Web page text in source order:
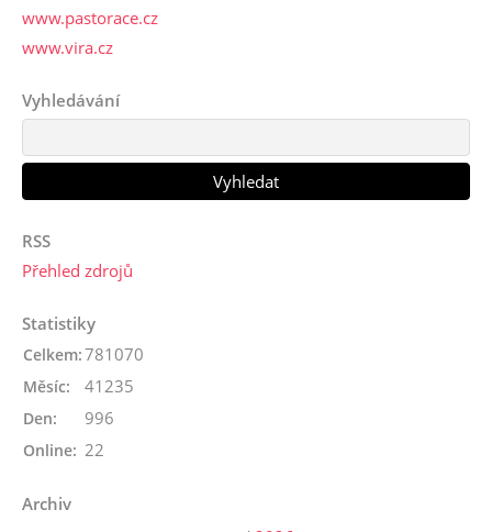
www.pastorace.cz
www.vira.cz
Vyhledávání
RSS
Přehled zdrojů
Statistiky
Online: 22
Celkem:781070
Měsíc: 41235
Den: 996
Archiv